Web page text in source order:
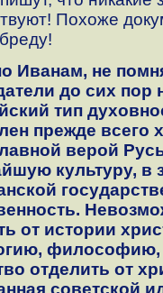
Похоже
Иванам, не
до сих пор
тип
прежде всего
верой
культуру, в
от истории
философию,
отделить от
советской